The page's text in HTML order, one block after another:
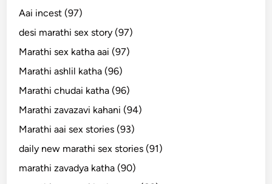
Aai incest (97)
desi marathi sex story (97)
Marathi sex katha aai (97)
Marathi ashlil katha (96)
Marathi chudai katha (96)
Marathi zavazavi kahani (94)
Marathi aai sex stories (93)
daily new marathi sex stories (91)
marathi zavadya katha (90)